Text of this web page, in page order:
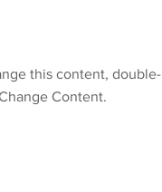
this content, double-
Content.